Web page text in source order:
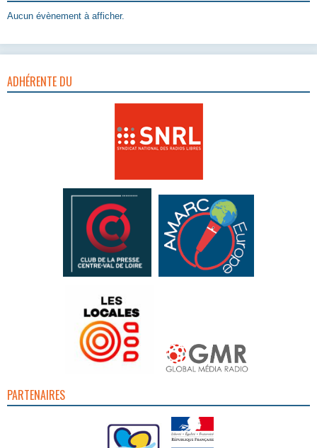
Aucun évènement à afficher.
ADHÉRENTE DU
PARTENAIRES